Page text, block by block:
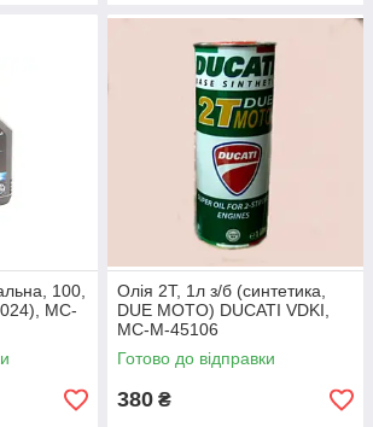
100,
MC-
Олія 2T, 1л з/б (синтетика,
DUE MOTO) DUCATI VDKI,
MC-M-45106
Готово до відправки
380 ₴